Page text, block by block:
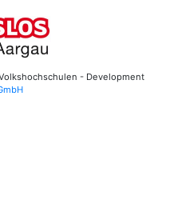
- Development